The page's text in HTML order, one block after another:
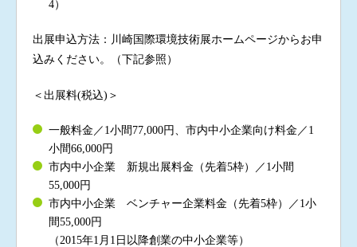
4）
出展申込方法：川崎国際環境技術展ホームページからお申
込みください。（下記参照）
＜出展料(税込)＞
一般料金／1小間77,000円、市内中小企業向け料金／1
小間66,000円
市内中小企業 新規出展料金（先着5枠）／1小間
55,000円
市内中小企業 ベンチャー企業料金（先着5枠）／1小
間55,000円
（2015年1月1日以降創業の中小企業等）